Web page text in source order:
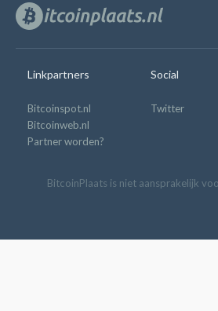
Linkpartners
Bitcoinspot.nl
Bitcoinweb.nl
Partner worden?
Social
Twitter
BitcoinPlaats is niet aansprakelijk